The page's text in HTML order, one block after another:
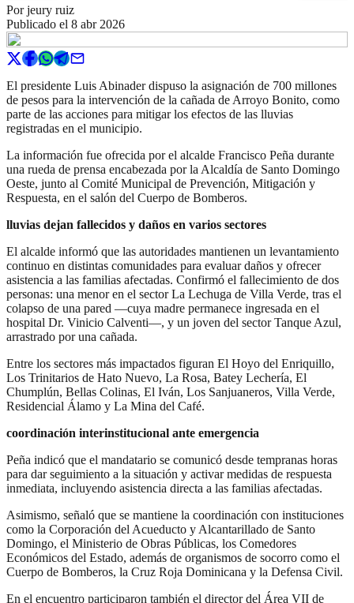
Porjeury ruiz
Publicado el 8 abr 2026
El presidente Luis Abinader dispuso la asignación de 700 millones
de pesos para la intervención de la cañada de Arroyo Bonito, como
parte de las acciones para mitigar los efectos de las lluvias
registradas en el municipio.
La información fue ofrecida por el alcalde Francisco Peña durante
una rueda de prensa encabezada por la Alcaldía de Santo Domingo
Oeste, junto al Comité Municipal de Prevención, Mitigación y
Respuesta, en el salón del Cuerpo de Bomberos.
lluvias dejan fallecidos y daños en varios sectores
El alcalde informó que las autoridades mantienen un levantamiento
continuo en distintas comunidades para evaluar daños y ofrecer
asistencia a las familias afectadas. Confirmó el fallecimiento de dos
personas: una menor en el sector La Lechuga de Villa Verde, tras el
colapso de una pared —cuya madre permanece ingresada en el
hospital Dr. Vinicio Calventi—, y un joven del sector Tanque Azul,
arrastrado por una cañada.
Entre los sectores más impactados figuran El Hoyo del Enriquillo,
Los Trinitarios de Hato Nuevo, La Rosa, Batey Lechería, El
Chumplún, Bellas Colinas, El Iván, Los Sanjuaneros, Villa Verde,
Residencial Álamo y La Mina del Café.
coordinación interinstitucional ante emergencia
Peña indicó que el mandatario se comunicó desde tempranas horas
para dar seguimiento a la situación y activar medidas de respuesta
inmediata, incluyendo asistencia directa a las familias afectadas.
Asimismo, señaló que se mantiene la coordinación con instituciones
como la Corporación del Acueducto y Alcantarillado de Santo
Domingo, el Ministerio de Obras Públicas, los Comedores
Económicos del Estado, además de organismos de socorro como el
Cuerpo de Bomberos, la Cruz Roja Dominicana y la Defensa Civil.
En el encuentro participaron también el director del Área VII de